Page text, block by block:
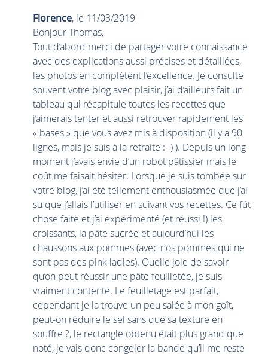
Florence, le 11/03/2019
Bonjour Thomas,
Tout d’abord merci de partager votre connaissance
avec des explications aussi précises et détaillées,
les photos en complètent l’excellence. Je consulte
souvent votre blog avec plaisir, j’ai d’ailleurs fait un
tableau qui récapitule toutes les recettes que
j’aimerais tenter et aussi retrouver rapidement les
« bases » que vous avez mis à disposition (il y a 90
lignes, mais je suis à la retraite : -) ). Depuis un long
moment j’avais envie d’un robot pâtissier mais le
coût me faisait hésiter. Lorsque je suis tombée sur
votre blog, j’ai été tellement enthousiasmée que j’ai
su que j’allais l’utiliser en suivant vos recettes. Ce fût
chose faite et j’ai expérimenté (et réussi !) les
croissants, la pâte sucrée et aujourd’hui les
chaussons aux pommes (avec nos pommes qui ne
sont pas des pink ladies). Quelle joie de savoir
qu’on peut réussir une pâte feuilletée, je suis
vraiment contente. Le feuilletage est parfait,
cependant je la trouve un peu salée à mon goît,
peut-on réduire le sel sans que sa texture en
souffre ?, le rectangle obtenu était plus grand que
noté, je vais donc congeler la bande qu’il me reste